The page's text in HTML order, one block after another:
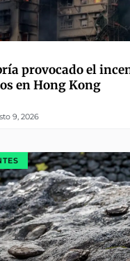
provocado el
en Hong Kong
9, 2026